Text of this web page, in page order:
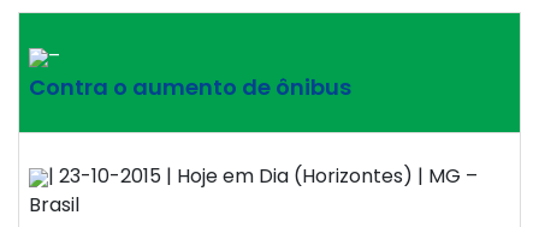
–
Contra o aumento de ônibus
| 23-10-2015 | Hoje em Dia (Horizontes) | MG –
Brasil